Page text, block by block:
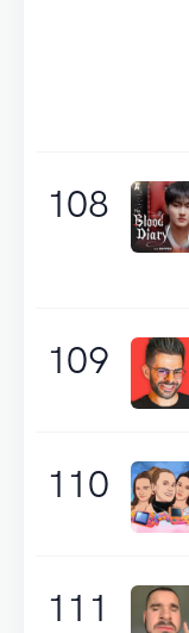
108
109
110
111